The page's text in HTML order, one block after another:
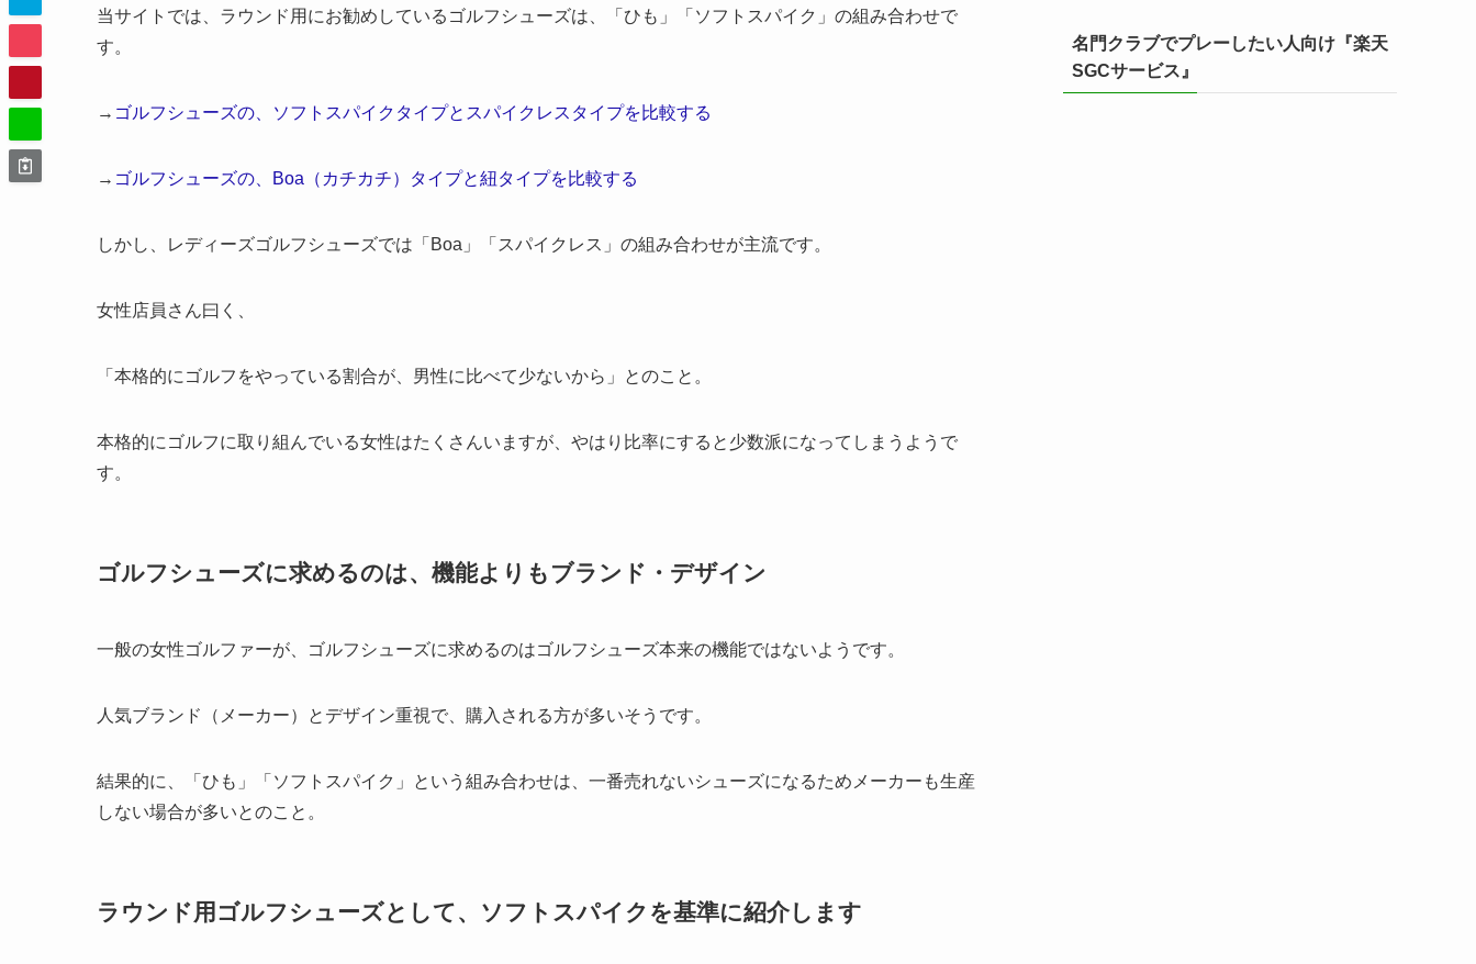
当サイトでは、ラウンド用にお勧めしているゴルフシューズは、「ひも」「ソフトスパイク」の組み合わせで
す。
→ ゴルフシューズの、ソフトスパイクタイプとスパイクレスタイプを比較する
→ ゴルフシューズの、Boa（カチカチ）タイプと紐タイプを比較する
しかし、レディーズゴルフシューズでは「Boa」「スパイクレス」の組み合わせが主流です。
女性店員さん曰く、
「本格的にゴルフをやっている割合が、男性に比べて少ないから」とのこと。
本格的にゴルフに取り組んでいる女性はたくさんいますが、やはり比率にすると少数派になってしまうようで
す。
ゴルフシューズに求めるのは、機能よりもブランド・デザイン
一般の女性ゴルファーが、ゴルフシューズに求めるのはゴルフシューズ本来の機能ではないようです。
人気ブランド（メーカー）とデザイン重視で、購入される方が多いそうです。
結果的に、「ひも」「ソフトスパイク」という組み合わせは、一番売れないシューズになるためメーカーも生産
しない場合が多いとのこと。
ラウンド用ゴルフシューズとして、ソフトスパイクを基準に紹介します
名門クラブでプレーしたい人向け『楽天
SGCサービス』